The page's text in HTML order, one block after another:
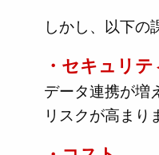
しかし、以下の
・セキュリ
データ連携が増
リスクが高まり